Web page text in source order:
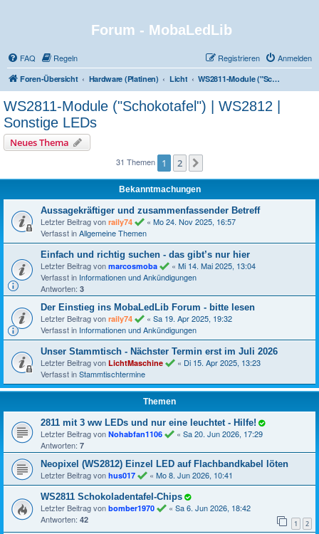
Forum - MobaLedLib
FAQ Regeln Anmelden
Registrieren
Foren-Übersicht Hardware (Platinen) Licht WS2811-Module ("Schokotafel") | WS2812 | Sonstige LEDs
WS2811-Module ("Schokotafel") | WS2812 |
Sonstige LEDs
Neues Thema
31 Themen 1 2
Bekanntmachungen
Aussagekräftiger und zusammenfassender Betreff
Letzter Beitrag von raily74 « Mo 24. Nov 2025, 16:57
Verfasst inAllgemeine Themen
Einfach und richtig suchen - das gibt’s nur hier
Letzter Beitrag von marcosmoba « Mi 14. Mai 2025, 13:04
Verfasst in Informationen und Ankündigungen
Antworten: 3
Der Einstieg ins MobaLedLib Forum - bitte lesen
Letzter Beitrag von raily74 « Sa 19. Apr 2025, 19:32
Verfasst in Informationen und Ankündigungen
Unser Stammtisch - Nächster Termin erst im Juli 2026
Letzter Beitrag von LichtMaschine « Di 15. Apr 2025, 13:23
Verfasst inStammtischtermine
Themen
2811 mit 3 ww LEDs und nur eine leuchtet - Hilfe!
Letzter Beitrag von Nohabfan1106 « Sa 20. Jun 2026, 17:29
Antworten: 7
Neopixel (WS2812) Einzel LED auf Flachbandkabel löten
Letzter Beitrag von hus017 « Mo 8. Jun 2026, 10:41
WS2811 Schokoladentafel-Chips
Letzter Beitrag von bomber1970 « Sa 6. Jun 2026, 18:42
Antworten: 42 1 2